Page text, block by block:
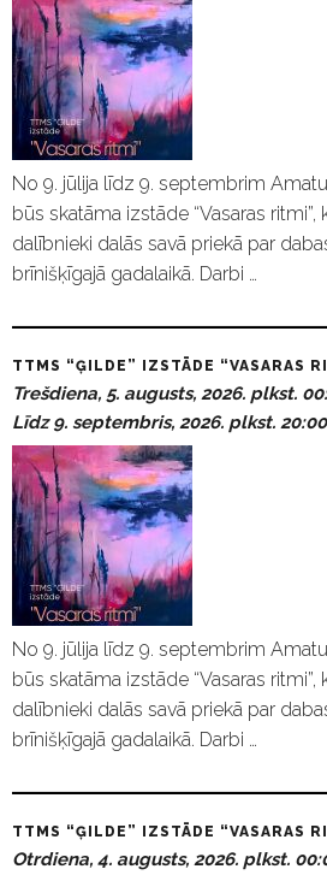
No 9. jūlija līdz 9. septembrim
būs skatāma izstāde “Vasaras ritmi”,
dalībnieki dalās savā priekā par
brīnišķīgajā gadalaikā. Darbi …
TTMS “ĢILDE” IZSTĀDE “VASARAS
Trešdiena, 5. augusts, 2026. plkst.
Līdz 9. septembris, 2026. plkst. 20:00
No 9. jūlija līdz 9. septembrim
būs skatāma izstāde “Vasaras ritmi”,
dalībnieki dalās savā priekā par
brīnišķīgajā gadalaikā. Darbi …
TTMS “ĢILDE” IZSTĀDE “VASARAS
Otrdiena, 4. augusts, 2026. plkst.